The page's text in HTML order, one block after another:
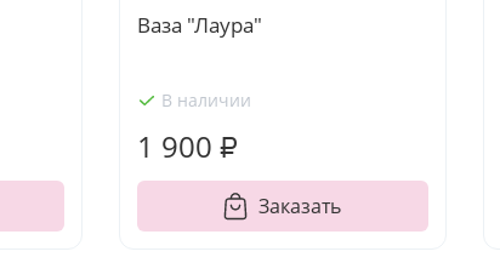
Ваза "Лаура"
В наличии
1 900 ₽
Заказать